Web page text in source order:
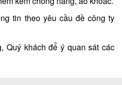
tin theo yêu cầu đề công ty
Quý khách để ý quan sát các